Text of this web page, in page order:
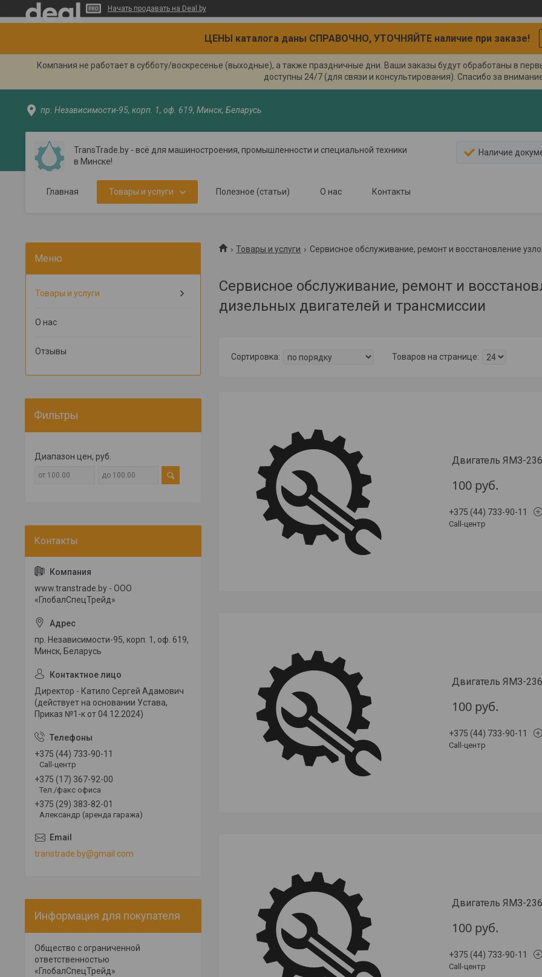
Начать продавать на Deal.by
ЦЕНЫ каталога даны СПРАВОЧНО, УТОЧНЯЙТЕ наличие при заказе!
Компания не работает в субботу/воскресенье (выходные), а также праздничные дни. Ваши заказы будут обработаны в
доступны 24/7 (для связи и консультирования). Спасибо за
пр. Независимости-95, корп. 1, оф. 619, Минск, Беларусь
TransTrade.by - всё для машиностроения, промышленности и специальной техники
в Минске!
Наличие
Главная Товары и услуги Полезное (статьи) О нас Контакты
Товары и услуги Сервисное обслуживание, ремонт и восстановление
Сервисное обслуживание, ремонт и
дизельных двигателей и трансмиссии
Двигатель ЯМЗ-
100 руб.
+375 (44) 733-90-11
Call-центр
Двигатель ЯМЗ-
100 руб.
+375 (44) 733-90-11
Call-центр
Двигатель ЯМЗ-
100 руб.
+375 (44) 733-90-11
Call-центр
Товары и услуги
О нас
Отзывы
Фильтры
Диапазон цен, руб.
www.transtrade.by - ООО
«ГлобалСпецТрейд»
пр. Независимости-95, корп. 1, оф. 619,
Минск, Беларусь
Директор - Катило Сергей Адамович
(действует на основании Устава,
Приказ №1-к от 04.12.2024)
+375 (44) 733-90-11
Call-центр
+375 (17) 367-92-00
Тел./факс офиса
+375 (29) 383-82-01
Александр (аренда гаража)
transtrade.by@gmail.com
Информация для покупателя
Общество с ограниченной
ответственностью
«ГлобалСпецТрейд»